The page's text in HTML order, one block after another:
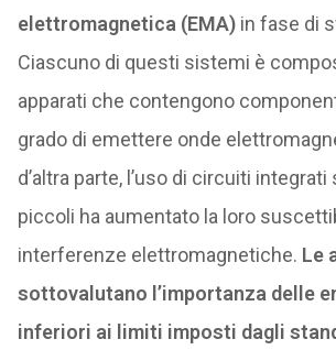
elettromagnetica (EMA)in fase di
Ciascuno di questi sistemi è
apparati che contengono
grado di emettere onde
d’altra parte, l’uso di circuiti
piccoli ha aumentato la loro
interferenze elettromagnetiche. Le
sottovalutano l’importanza delle
inferiori ai limiti imposti dagli